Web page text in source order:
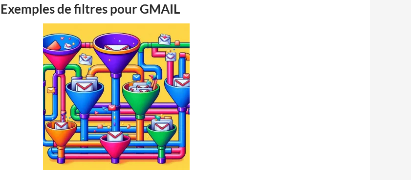
Exemples de filtres pour GMAIL